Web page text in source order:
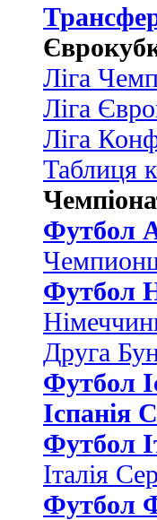
Ліга
Ліга
Ліга
Таблиця
Футбол
Футбол
Друга
Футбол
Іспанія
Футбол
Італія
Футбол